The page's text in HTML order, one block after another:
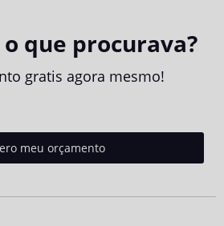
que procurava?
gratis agora mesmo!
meu orçamento